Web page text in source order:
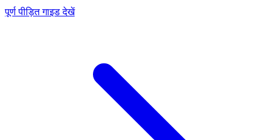
पूर्ण पीड़ित गाइड देखें